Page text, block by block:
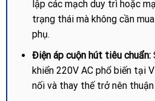
lập các mạch duy trì hoặc
trạng thái mà không cần
phụ.
Điện áp cuộn hút tiêu chuẩn:
khiển 220V AC phổ biến tại
nối và thay thế trở nên